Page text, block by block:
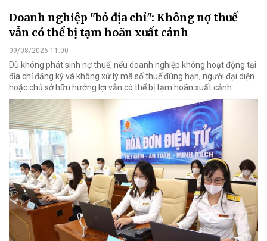
Doanh nghiệp "bỏ địa chỉ": Không nợ thuế
vẫn có thể bị tạm hoãn xuất cảnh
09/08/2026 11:00
Dù không phát sinh nợ thuế, nếu doanh nghiệp không hoạt động tại
địa chỉ đăng ký và không xử lý mã số thuế đúng hạn, người đại diện
hoặc chủ sở hữu hưởng lợi vẫn có thể bị tạm hoãn xuất cảnh.